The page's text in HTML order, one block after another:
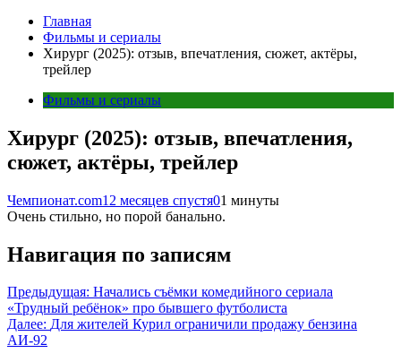
Главная
Фильмы и сериалы
Хирург (2025): отзыв, впечатления, сюжет, актёры,
трейлер
Фильмы и сериалы
Хирург (2025): отзыв, впечатления,
сюжет, актёры, трейлер
Чемпионат.com12 месяцев спустя01 минуты
Очень стильно, но порой банально.
Навигация по записям
Предыдущая: Начались съёмки комедийного сериала
«Трудный ребёнок» про бывшего футболиста
Далее: Для жителей Курил ограничили продажу бензина
АИ-92